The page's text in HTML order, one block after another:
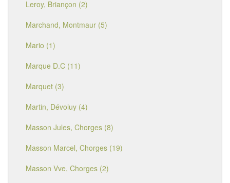
Leroy, Briançon (2)
Marchand, Montmaur (5)
Mario (1)
Marque D.C (11)
Marquet (3)
Martin, Dévoluy (4)
Masson Jules, Chorges (8)
Masson Marcel, Chorges (19)
Masson Vve, Chorges (2)